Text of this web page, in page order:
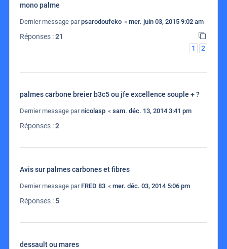
mono palme
Dernier message parpsarodoufeko « mer. juin 03, 2015 9:02 am
Réponses :21
1
2
palmes carbone breier b3c5 ou jfe excellence souple + ?
Dernier message parnicolasp « sam. déc. 13, 2014 3:41 pm
Réponses :2
Avis sur palmes carbones et fibres
Dernier message par FRED 83 « mer. déc. 03, 2014 5:06 pm
Réponses :5
dessault ou mares